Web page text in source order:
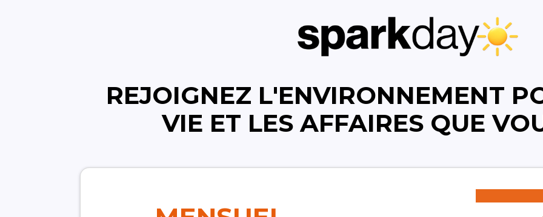
REJOIGNEZ L'ENVIRONNEMENT
VIE ET LES AFFAIRES QUE